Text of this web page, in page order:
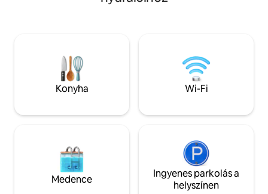
Értékelni fogod, hogy a kilátás nem nézi
történelemmel.
ösvény,minigolf,kenuzás, hegyi
kerékpározás,úszómedence,balneo;. a
hozzáadott értékben
hálószobához
ingyenes út
valamint egy
perc sétára. A
autók számára.
Konyha Wi-Fi
Medence
Ingyenes parkolás a
helyszínen